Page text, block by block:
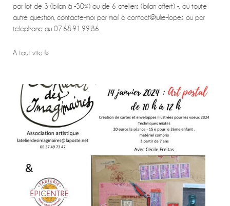
par lot de 3 (bilan à -50%) ou de 6 ateliers (bilan offert) -, ou toute
autre question, contacte-moi par mail à contact@julie-lopes ou par
téléphone au 07.68.91.99.86.
A tout vite !»